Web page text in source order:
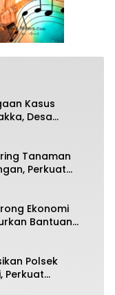
Kasus
Desa
Tuntas
Tanaman
Perkuat
Nasional
Ekonomi
Bantuan
Genjah Asal
Polsek
Perkuat
Harga